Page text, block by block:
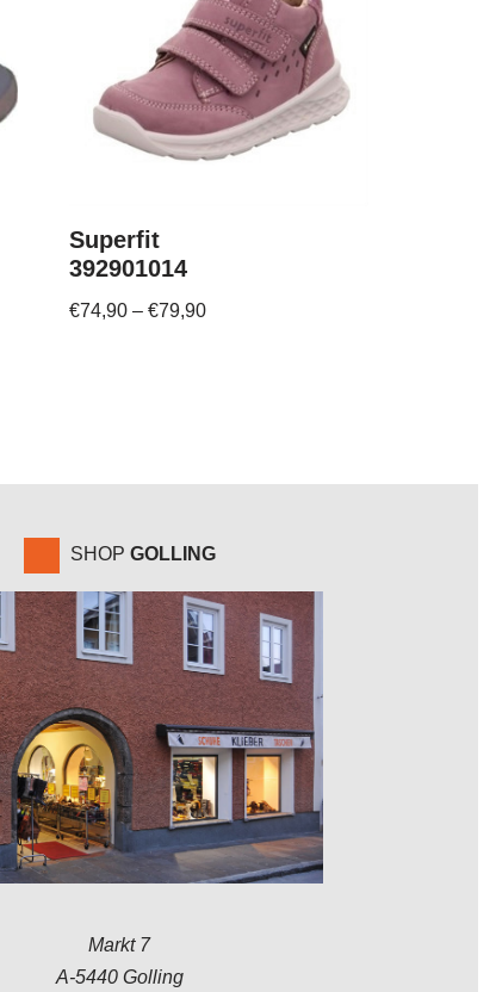
Superfit
392901014
€74,90 –€79,90
SHOP GOLLING
Markt 7
A-5440 Golling